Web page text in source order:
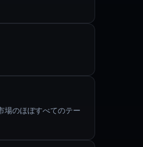
場のほぼすべてのテー